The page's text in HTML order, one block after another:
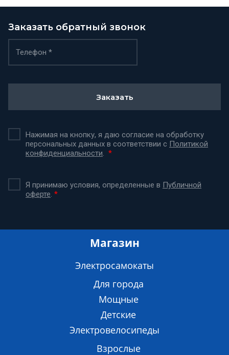
Заказать обратный звонок
Нажимая на кнопку, я даю согласие на обработку
персональных данных в соответствии с Политикой
конфиденциальности. *
Я принимаю условия, определенные в Публичной
оферте. *
Заказать
Магазин
Электросамокаты
Для города
Мощные
Детские
Электровелосипеды
Взрослые